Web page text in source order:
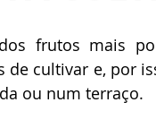
frutos mais
de cultivar e, por
ou num terraço.